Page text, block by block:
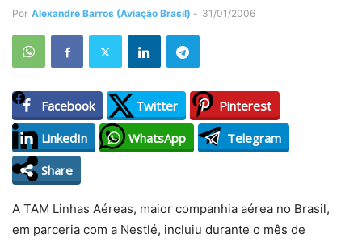
Por Alexandre Barros (Aviação Brasil) - 31/01/2006
Facebook Twitter
Pinterest
LinkedIn
WhatsApp
Telegram
Share
A TAM Linhas Aéreas, maior companhia aérea no Brasil,
em parceria com a Nestlé, incluiu durante o mês de